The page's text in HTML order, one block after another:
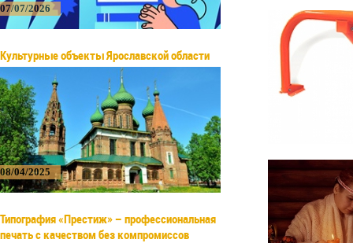
07/07/2026
Культурные объекты Ярославской области
08/04/2025
Типография «Престиж» – профессиональная
печать с качеством без компромиссов